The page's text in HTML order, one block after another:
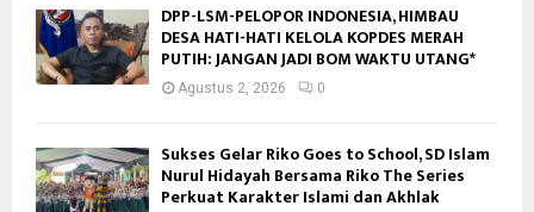
DPP-LSM-PELOPOR INDONESIA, HIMBAU
DESA HATI-HATI KELOLA KOPDES MERAH
PUTIH: JANGAN JADI BOM WAKTU UTANG*
Agustus 2, 2026 0
Sukses Gelar Riko Goes to School, SD Islam
Nurul Hidayah Bersama Riko The Series
Perkuat Karakter Islami dan Akhlak